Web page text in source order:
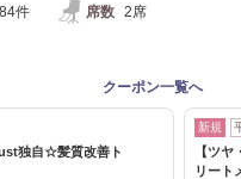
件 席数 2席
クーポン一覧へ
独自☆髪質改善ト
新規
【ツ
リート